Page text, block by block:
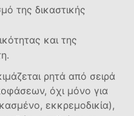
της δικαστικής
και της
ρητά από σειρά
όχι μόνο για
εκκρεμοδικία),